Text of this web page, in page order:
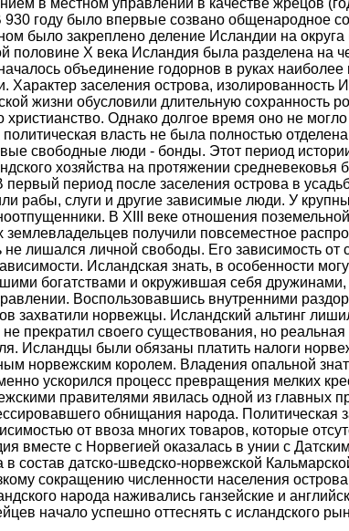
в местном управлении в качестве жрецов
году было впервые созвано общенародное
было закреплено деление Исландии на округа
половине Х века Исландия была разделена на
объединение годорнов в руках
Характер заселения острова, изолированность
жизни обусловили длительную сохранность
Однако долгое время оно не
власть не была полностью
свободные люди - бонды. Этот период
хозяйства на протяжении средневековья
первый период после заселения острова в
рабы, слуги и другие зависимые люди. У
В XIII веке отношения
землевладельцев получили повсеместное
лишался личной свободы. Его зависимость от
Исландская знать, в особенности
богатствами и окружившая себя дружинами,
Воспользовавшись внутренними
захватили норвежцы. Исландский альтинг
прекратил своего существования, но
Исландцы были обязаны платить налоги
норвежским королем. Владения опальной
ускорился процесс превращения мелких
правителями явилась одной из главных
обнищания народа. Политическая
от ввоза многих товаров, которые
вместе с Норвегией оказалась в унии с
состав датско-шведско-норвежской
сокращению численности населения
народа наживались ганзейские и
начало успешно оттеснять с исландского